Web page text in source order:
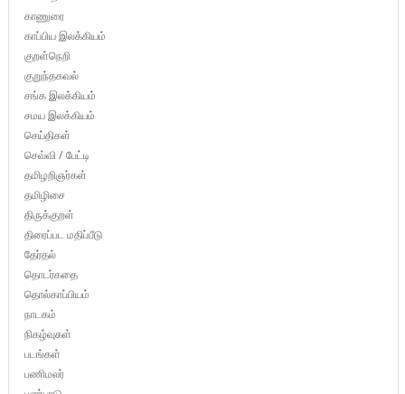
காணுரை
காப்பிய இலக்கியம்
குறள்நெறி
குறுந்தகவல்
சங்க இலக்கியம்
சமய இலக்கியம்
செய்திகள்
செவ்வி / பேட்டி
தமிழறிஞர்கள்
தமிழிசை
திருக்குறள்
திரைப்பட மதிப்பீடு
தேர்தல்
தொடர்கதை
தொல்காப்பியம்
நாடகம்
நிகழ்வுகள்
படங்கள்
பணிமலர்